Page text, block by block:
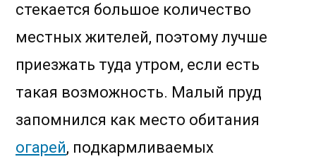
стекается большое количество
местных жителей, поэтому лучше
приезжать туда утром, если есть
такая возможность. Малый пруд
запомнился как место обитания
огарей, подкармливаемых